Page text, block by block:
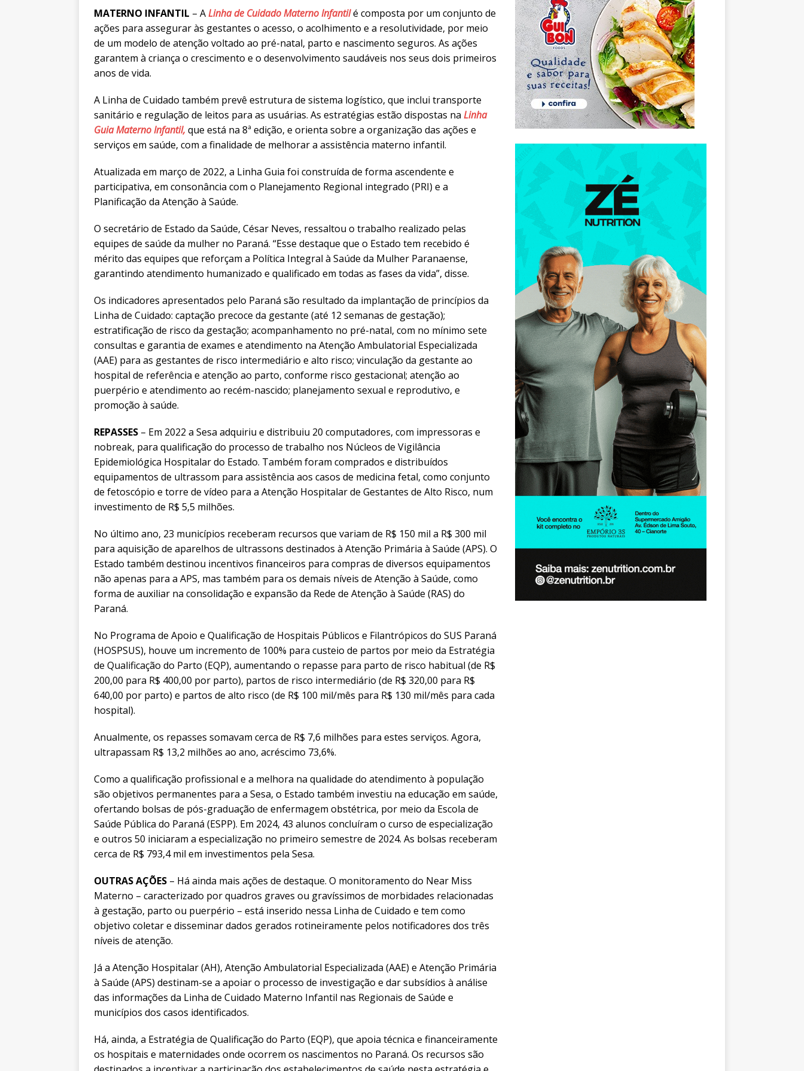
MATERNO INFANTIL – ALinha de Cuidado Materno Infantilé composta por um conjunto de
ações para assegurar às gestantes o acesso, o acolhimento e a resolutividade, por meio
de um modelo de atenção voltado ao pré-natal, parto e nascimento seguros. As ações
garantem à criança o crescimento e o desenvolvimento saudáveis nos seus dois primeiros
anos de vida.
A Linha de Cuidado também prevê estrutura de sistema logístico, que inclui transporte
sanitário e regulação de leitos para as usuárias. As estratégias estão dispostas na Linha
Guia Materno Infantil, que está na 8ª edição, e orienta sobre a organização das ações e
serviços em saúde, com a finalidade de melhorar a assistência materno infantil.
Atualizada em março de 2022, a Linha Guia foi construída de forma ascendente e
participativa, em consonância com o Planejamento Regional integrado (PRI) e a
Planificação da Atenção à Saúde.
O secretário de Estado da Saúde, César Neves, ressaltou o trabalho realizado pelas
equipes de saúde da mulher no Paraná. “Esse destaque que o Estado tem recebido é
mérito das equipes que reforçam a Política Integral à Saúde da Mulher Paranaense,
garantindo atendimento humanizado e qualificado em todas as fases da vida”, disse.
Os indicadores apresentados pelo Paraná são resultado da implantação de princípios da
Linha de Cuidado: captação precoce da gestante (até 12 semanas de gestação);
estratificação de risco da gestação; acompanhamento no pré-natal, com no mínimo sete
consultas e garantia de exames e atendimento na Atenção Ambulatorial Especializada
(AAE) para as gestantes de risco intermediário e alto risco; vinculação da gestante ao
hospital de referência e atenção ao parto, conforme risco gestacional; atenção ao
puerpério e atendimento ao recém-nascido; planejamento sexual e reprodutivo, e
promoção à saúde.
REPASSES – Em 2022 a Sesa adquiriu e distribuiu 20 computadores, com impressoras e
nobreak, para qualificação do processo de trabalho nos Núcleos de Vigilância
Epidemiológica Hospitalar do Estado. Também foram comprados e distribuídos
equipamentos de ultrassom para assistência aos casos de medicina fetal, como conjunto
de fetoscópio e torre de vídeo para a Atenção Hospitalar de Gestantes de Alto Risco, num
investimento de R$ 5,5 milhões.
No último ano, 23 municípios receberam recursos que variam de R$ 150 mil a R$ 300 mil
para aquisição de aparelhos de ultrassons destinados à Atenção Primária à Saúde (APS). O
Estado também destinou incentivos financeiros para compras de diversos equipamentos
não apenas para a APS, mas também para os demais níveis de Atenção à Saúde, como
forma de auxiliar na consolidação e expansão da Rede de Atenção à Saúde (RAS) do
Paraná.
No Programa de Apoio e Qualificação de Hospitais Públicos e Filantrópicos do SUS Paraná
(HOSPSUS), houve um incremento de 100% para custeio de partos por meio da Estratégia
de Qualificação do Parto (EQP), aumentando o repasse para parto de risco habitual (de R$
200,00 para R$ 400,00 por parto), partos de risco intermediário (de R$ 320,00 para R$
640,00 por parto) e partos de alto risco (de R$ 100 mil/mês para R$ 130 mil/mês para cada
hospital).
Anualmente, os repasses somavam cerca de R$ 7,6 milhões para estes serviços. Agora,
ultrapassam R$ 13,2 milhões ao ano, acréscimo 73,6%.
Como a qualificação profissional e a melhora na qualidade do atendimento à população
são objetivos permanentes para a Sesa, o Estado também investiu na educação em saúde,
ofertando bolsas de pós-graduação de enfermagem obstétrica, por meio da Escola de
Saúde Pública do Paraná (ESPP). Em 2024, 43 alunos concluíram o curso de especialização
e outros 50 iniciaram a especialização no primeiro semestre de 2024. As bolsas receberam
cerca de R$ 793,4 mil em investimentos pela Sesa.
OUTRAS AÇÕES – Há ainda mais ações de destaque. O monitoramento do Near Miss
Materno – caracterizado por quadros graves ou gravíssimos de morbidades relacionadas
à gestação, parto ou puerpério – está inserido nessa Linha de Cuidado e tem como
objetivo coletar e disseminar dados gerados rotineiramente pelos notificadores dos três
níveis de atenção.
Já a Atenção Hospitalar (AH), Atenção Ambulatorial Especializada (AAE) e Atenção Primária
à Saúde (APS) destinam-se a apoiar o processo de investigação e dar subsídios à análise
das informações da Linha de Cuidado Materno Infantil nas Regionais de Saúde e
municípios dos casos identificados.
Há, ainda, a Estratégia de Qualificação do Parto (EQP), que apoia técnica e financeiramente
os hospitais e maternidades onde ocorrem os nascimentos no Paraná. Os recursos são